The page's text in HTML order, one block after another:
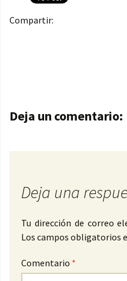
Compartir:
Navegación de
Deja un comentario:
Deja una
Tu dirección de correo
Los campos obligatorios
Comentario *